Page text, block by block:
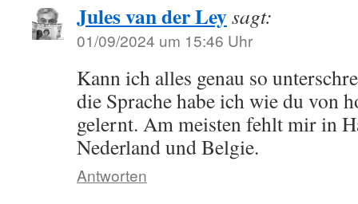
Jules van der Leysagt:
01/09/2024 um 15:46 Uhr
Kann ich alles genau so
die Sprache habe ich wie du von
gelernt. Am meisten fehlt mir in
Nederland und Belgie.
Antworten